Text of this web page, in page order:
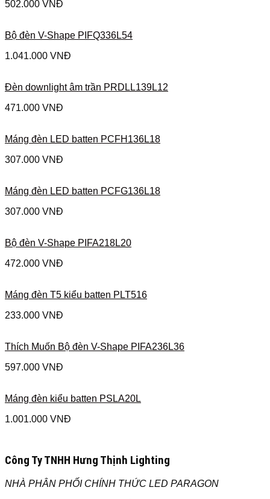
502.000 VNĐ
Bộ đèn V-Shape PIFQ336L54
1.041.000 VNĐ
Đèn downlight âm trần PRDLL139L12
471.000 VNĐ
Máng đèn LED batten PCFH136L18
307.000 VNĐ
Máng đèn LED batten PCFG136L18
307.000 VNĐ
Bộ đèn V-Shape PIFA218L20
472.000 VNĐ
Máng đèn T5 kiểu batten PLT516
233.000 VNĐ
Thích Muốn Bộ đèn V-Shape PIFA236L36
597.000 VNĐ
Máng đèn kiểu batten PSLA20L
1.001.000 VNĐ
Công Ty TNHH Hưng Thịnh Lighting
NHÀ PHÂN PHỐI CHÍNH THỨC LED PARAGON